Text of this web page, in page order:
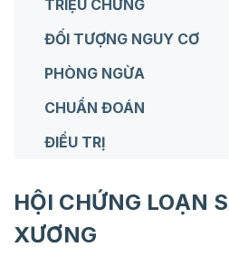
TRIỆU CHỨNG
ĐỐI TƯỢNG NGUY CƠ
PHÒNG NGỪA
CHUẨN ĐOÁN
ĐIỀU TRỊ
HỘI CHỨNG LOẠN
XƯƠNG